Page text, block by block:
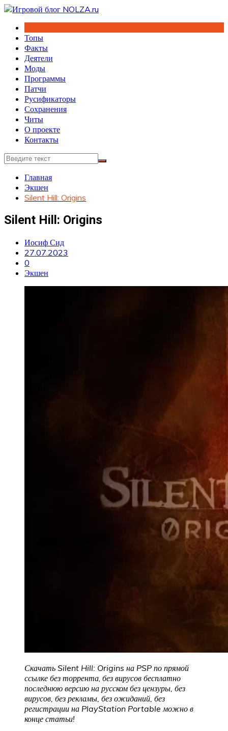
Перейти
содержимому
Топы
Факты
Деятели
Моды
Программы
Патчи
Русификаторы
Сохранения
Читы
О проекте
Контакты
Главная
Экшен
Silent Hill: Origins
Silent Hill: Origins
Иосиф Сид
27.07.2023
0
Экшен
Скачать Silent Hill: Origins на PSP по прямой
ссылке без торрента без вирусов бесплатно
последнюю версию на русском без цензуры, без
вирусов, без рекламы, без ожиданий, без
регистрации на PlayStation Portable можно в
конце статьи!